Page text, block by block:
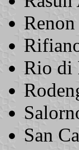
Renon
Rio di
San